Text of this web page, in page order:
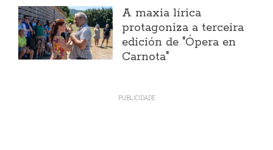
A maxia lírica
protagoniza a terceira
edición de "Ópera en
Carnota"